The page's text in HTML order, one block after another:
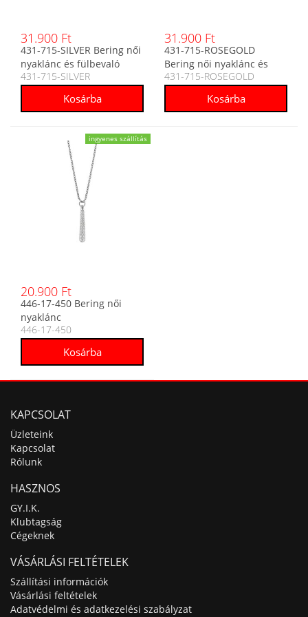
31.900 Ft
431-715-SILVER Bering női
nyaklánc és fülbevaló
szett
431-715-SILVER
31.900 Ft
431-715-ROSEGOLD
Bering női nyaklánc és
fülbevaló szett
431-715-ROSEGOLD
ingyenes szállítás
20.900 Ft
446-17-450 Bering női
nyaklánc
446-17-450
KAPCSOLAT
Üzleteink
Kapcsolat
Rólunk
HASZNOS
GY.I.K.
Klubtagság
Cégeknek
VÁSÁRLÁSI FELTÉTELEK
Szállítási információk
Vásárlási feltételek
Adatvédelmi és adatkezelési szabályzat